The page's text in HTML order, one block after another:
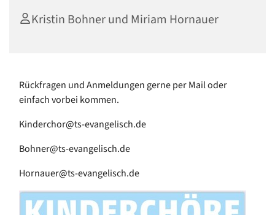
Kristin Bohner und Miriam Hornauer
Rückfragen und Anmeldungen gerne per Mail oder
einfach vorbei kommen.
Kinderchor@ts-evangelisch.de
Bohner@ts-evangelisch.de
Hornauer@ts-evangelisch.de